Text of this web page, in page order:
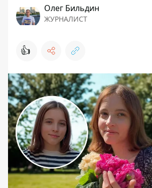
Олег Бильдин
ЖУРНАЛИСТ
👍